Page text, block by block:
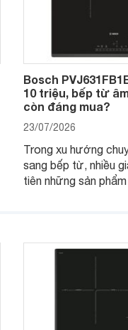
Bosch
10 triệu, bếp từ
còn đáng mua?
23/07/2026
Trong xu hướng
sang bếp từ, nhiều
tiên những sản
mẫu bếp đáp ứng